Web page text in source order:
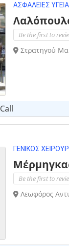
ΑΣΦΆΛΕΙΕΣ
Be the first to
Στρατηγού
Call
ΓΕΝΙΚΌΣ
Be the first to
Λεωφόρος